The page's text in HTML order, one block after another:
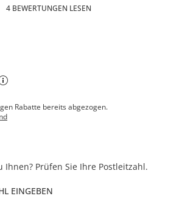
4 BEWERTUNGEN LESEN
Rabatte bereits abgezogen.
Ihnen? Prüfen Sie Ihre Postleitzahl.
EINGEBEN